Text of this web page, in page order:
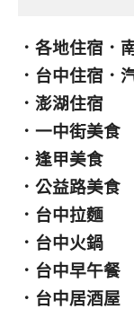
． 各地住宿 ．
． 台中住宿 ．
． 澎湖住宿
． 一中街美食
． 逢甲美食
． 公益路美食
． 台中拉麵
． 台中火鍋
． 台中早午餐
． 台中居酒屋